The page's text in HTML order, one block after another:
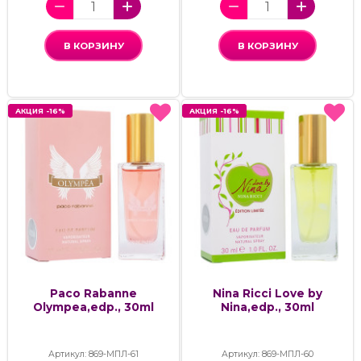
В КОРЗИНУ В КОРЗИНУ
АКЦИЯ -16%
Paco Rabanne
Olympea,edp., 30ml
Артикул: 869-МПЛ-61
АКЦИЯ -16% АКЦИЯ -16%
Nina Ricci Love by
Nina,edp., 30ml
Артикул: 869-МПЛ-60
АКЦИЯ -16%